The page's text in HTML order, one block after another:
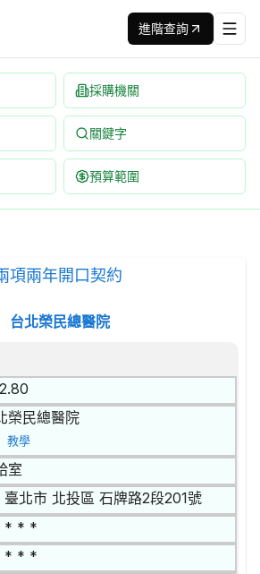
進階查詢
採購機關
關鍵字
預算範圍
年開口契約 招標公告 | 案號：
藥產品 | 招標方式：公開招標 | 決標
項兩年開口契約
台北榮民總醫院
榮民總醫院
教學
室
臺北市 北投區 石牌路2段201號
* * *
* * *